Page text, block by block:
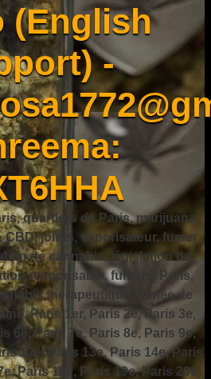
(English
-
quartiers de Paris, marijuana,
CBD, joints, vaporisateur, fumer
de cannabis, législation du
responsable, fumer à Paris,
thérapeutique, fumée de
Paris 1er, Paris 2e, Paris 3e,
6e, Paris 7e, Paris 8e, Paris 9e,
12e, Paris 13e, Paris 14e, Paris
Paris 18e, Paris 19e, Paris 20e,